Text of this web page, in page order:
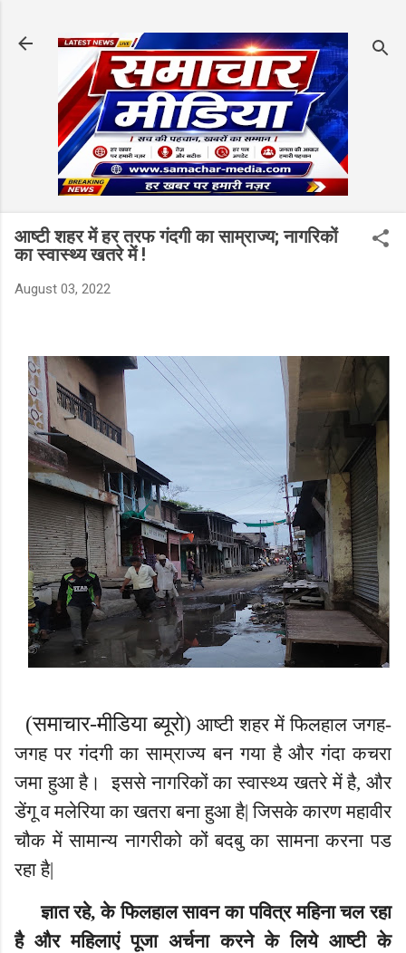
आष्टी शहर में हर तरफ गंदगी का साम्राज्य; नागरिकों
का स्वास्थ्य खतरे में !
August 03, 2022
(समाचार-मीडियाब्यूरो) आष्टी शहर मेंफिलहाल जगह-
जगहपरगंदगी का साम्राज्यबन गयाहै और गंदा कचरा
जमा हुआ है।
इससे नागरिकों का स्वास्थ्य खतरे में है, और
डेंगू व मलेरिया का खतरा बना हुआ है| जिसके कारण महावीर
चौक में सामान्य नागरीको कों बदबु का सामना करना पड
रहा है|
ज्ञात रहे, के फिलहाल सावन का पवित्र महिना चल रहा
है और महिलाएं पूजा अर्चना करने के लिये आष्टी के